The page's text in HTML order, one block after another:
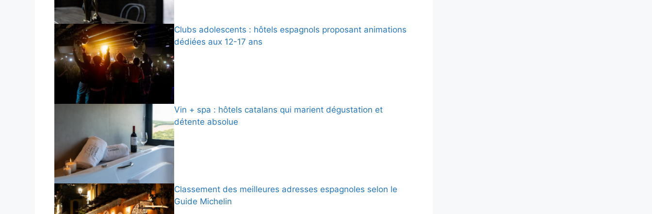
Clubs adolescents : hôtels espagnols proposant animations
dédiées aux 12-17 ans
Vin + spa : hôtels catalans qui marient dégustation et
détente absolue
Classement des meilleures adresses espagnoles selon le
Guide Michelin